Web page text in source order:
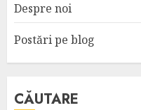
Despre noi
Postări pe blog
CĂUTARE